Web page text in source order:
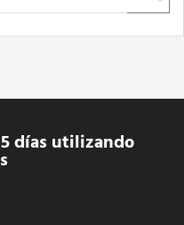
días utilizando